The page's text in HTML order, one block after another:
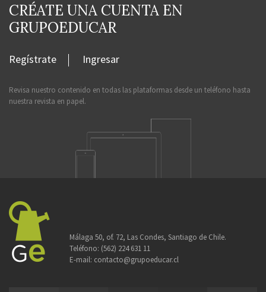
CRÉATE UNA CUENTA EN
GRUPOEDUCAR
Regístrate Ingresar
Revisa nuestro contenido en todas las plataformas desde un teléfono hasta
nuestra revista en papel.
Málaga 50, of. 72, Las Condes, Santiago de Chile.
Teléfono: (562) 224 631 11
E-mail: contacto@grupoeducar.cl